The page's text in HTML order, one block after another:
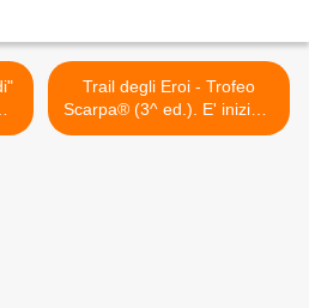
Trail degli Eroi - Trofeo
Scarpa® (3^ ed.). E' iniziato
il conto alla rovescia per